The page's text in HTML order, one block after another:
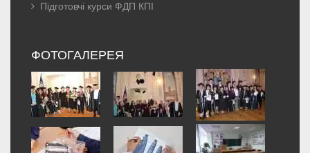
Підготовчі курси ФДП КПІ
ФОТОГАЛЕРЕЯ